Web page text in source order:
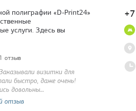
полиграфии «D-Print24»
услуги. Здесь вы
1 отзыв
визитки для
быстро, даже очень!
довольны…
отзыв